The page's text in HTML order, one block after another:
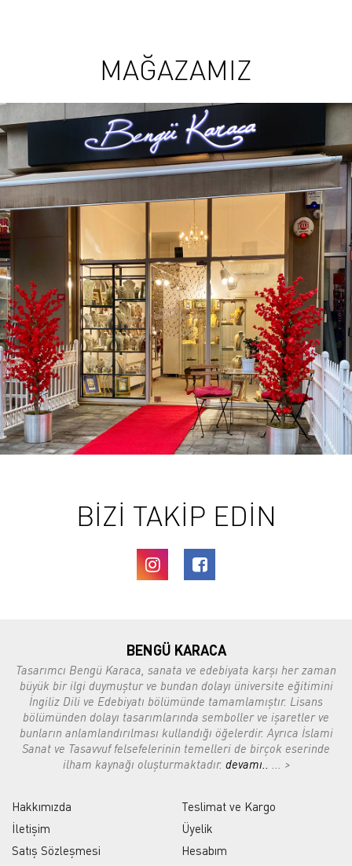
MAĞAZAMIZ
BİZİ TAKİP EDİN
BENGÜ KARACA
Tasarımcı Bengü Karaca, sanata ve edebiyata karşı her zaman
büyük bir ilgi duymuştur ve bundan dolayı üniversite eğitimini
İngiliz Dili ve Edebiyatı bölümünde tamamlamıştır. Lisans
bölümünden dolayı tasarımlarında semboller ve işaretler ve
bunların anlamlandırılması kullandığı öğelerdir. Ayrıca İslami
Sanat ve Tasavvuf felsefelerinin temelleri de birçok eserinde
ilham kaynağı oluşturmaktadır. devamı.. ... >
Hakkımızda
İletişim
Satış Sözleşmesi
Teslimat ve Kargo
Üyelik
Hesabım